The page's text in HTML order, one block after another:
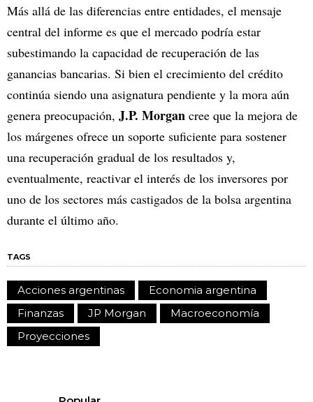
Más allá de las diferencias entre entidades, el mensaje
central del informe es que el mercado podría estar
subestimando la capacidad de recuperación de las
ganancias bancarias. Si bien el crecimiento del crédito
continúa siendo una asignatura pendiente y la mora aún
genera preocupación, J.P. Morgan cree que la mejora de
los márgenes ofrece un soporte suficiente para sostener
una recuperación gradual de los resultados y,
eventualmente, reactivar el interés de los inversores por
uno de los sectores más castigados de la bolsa argentina
durante el último año.
TAGS
Acciones argentinas
Economia argentina
Finanzas
JP Morgan
Macroeconomía
Proyecciones